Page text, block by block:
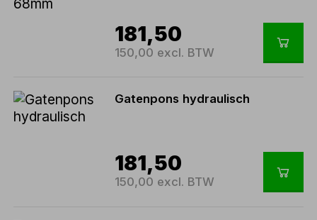
181,50
150,00 excl. BTW
Gatenpons hydraulisch
181,50
150,00 excl. BTW